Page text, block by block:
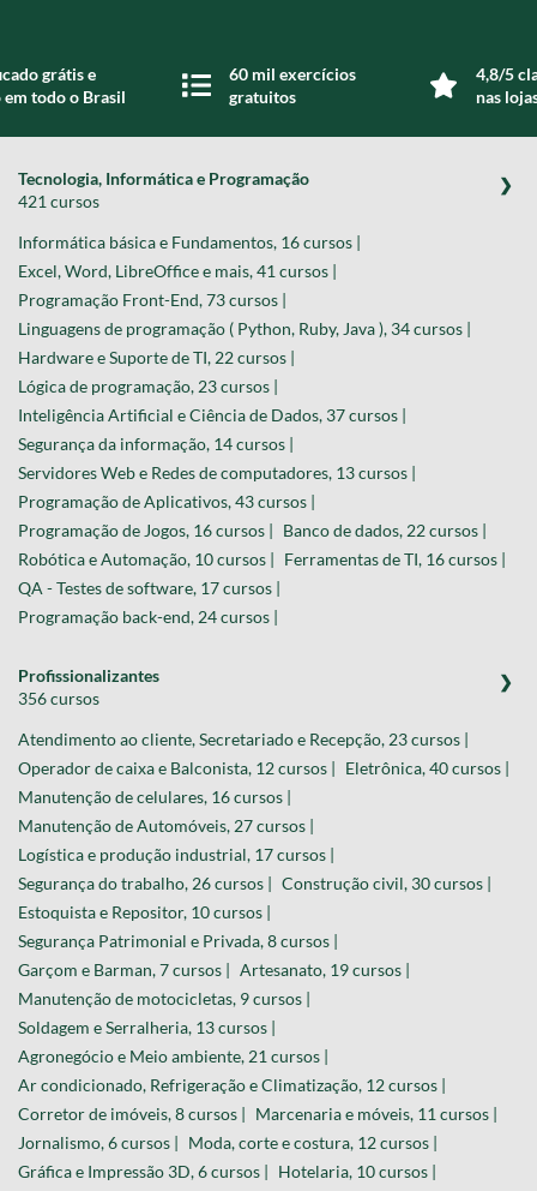
grátis e
todo o Brasil
60 mil exercícios
gratuitos
4,8/5
nas
Tecnologia, Informática e Programação
421 cursos
Informática básica e Fundamentos, 16 cursos |
Excel, Word, LibreOffice e mais, 41 cursos |
Programação Front-End, 73 cursos |
Linguagens de programação ( Python, Ruby, Java ), 34 cursos |
Hardware e Suporte de TI, 22 cursos |
Lógica de programação, 23 cursos |
Inteligência Artificial e Ciência de Dados, 37 cursos |
Segurança da informação, 14 cursos |
Servidores Web e Redes de computadores, 13 cursos |
Programação de Aplicativos, 43 cursos |
Programação de Jogos, 16 cursos | Banco de dados, 22 cursos |
Robótica e Automação, 10 cursos | Ferramentas de TI, 16 cursos |
QA - Testes de software, 17 cursos |
Programação back-end, 24 cursos |
Profissionalizantes
356 cursos
Atendimento ao cliente, Secretariado e Recepção, 23 cursos |
Operador de caixa e Balconista, 12 cursos | Eletrônica, 40 cursos |
Manutenção de celulares, 16 cursos |
Manutenção de Automóveis, 27 cursos |
Logística e produção industrial, 17 cursos |
Segurança do trabalho, 26 cursos | Construção civil, 30 cursos |
Estoquista e Repositor, 10 cursos |
Segurança Patrimonial e Privada, 8 cursos |
Garçom e Barman, 7 cursos | Artesanato, 19 cursos |
Manutenção de motocicletas, 9 cursos |
Soldagem e Serralheria, 13 cursos |
Agronegócio e Meio ambiente, 21 cursos |
Ar condicionado, Refrigeração e Climatização, 12 cursos |
Corretor de imóveis, 8 cursos | Marcenaria e móveis, 11 cursos |
Jornalismo, 6 cursos | Moda, corte e costura, 12 cursos |
Gráfica e Impressão 3D, 6 cursos | Hotelaria, 10 cursos |